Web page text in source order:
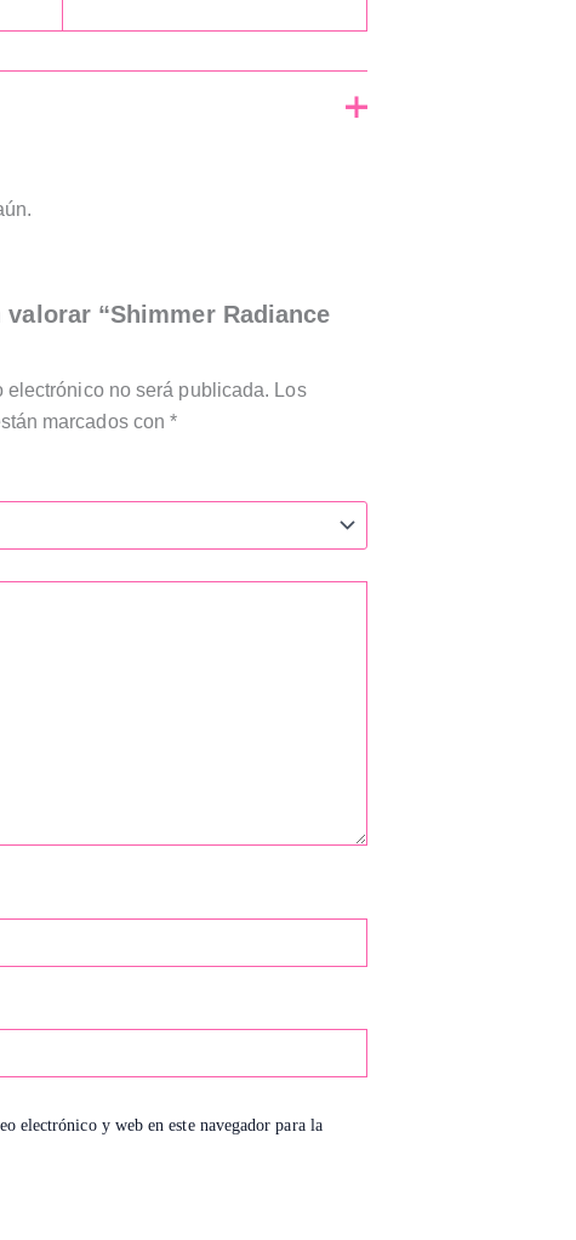
“Shimmer Radiance
electrónico no será publicada. Los
marcados con*
electrónico y web en este navegador para la